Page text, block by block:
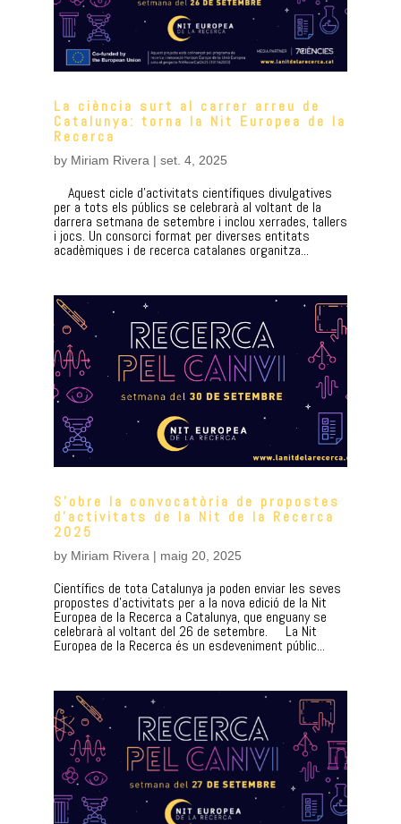
La ciència surt al carrer arreu de
Catalunya: torna la Nit Europea de la
Recerca
by Miriam Rivera | set. 4, 2025
Aquest cicle d’activitats científiques divulgatives
per a tots els públics se celebrarà al voltant de la
darrera setmana de setembre i inclou xerrades, tallers
i jocs. Un consorci format per diverses entitats
acadèmiques i de recerca catalanes organitza...
S’obre la convocatòria de propostes
d’activitats de la Nit de la Recerca
2025
by Miriam Rivera | maig 20, 2025
Científics de tota Catalunya ja poden enviar les seves
propostes d’activitats per a la nova edició de la Nit
Europea de la Recerca a Catalunya, que enguany se
celebrarà al voltant del 26 de setembre. La Nit
Europea de la Recerca és un esdeveniment públic...